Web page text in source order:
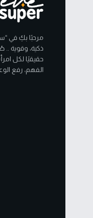
مرحبًا بكِ في
ذكية، وقوية
حقيقيًا لكل
الفهم، رفع